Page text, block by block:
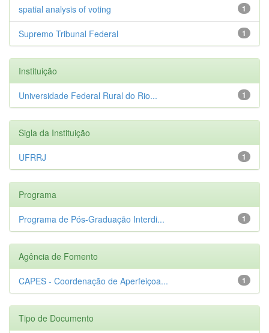
1
spatial analysis of voting
1
Supremo Tribunal Federal
Instituição
1
Universidade Federal Rural do Rio...
Sigla da Instituição
1
UFRRJ
Programa
1
Programa de Pós-Graduação Interdi...
Agência de Fomento
1
CAPES - Coordenação de Aperfeiçoa...
Tipo de Documento